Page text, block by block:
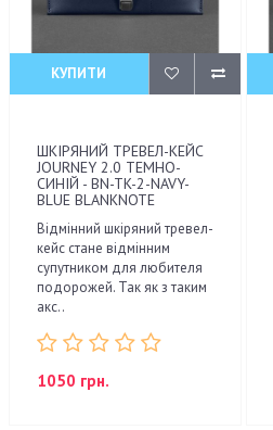
КУПИТИ
ШКІРЯНИЙ ТРЕВЕЛ-КЕЙС
JOURNEY 2.0 ТЕМНО-
СИНІЙ - BN-TK-2-NAVY-
BLUE BLANKNOTE
Відмінний шкіряний тревел-
кейс стане відмінним
супутником для любителя
подорожей. Так як з таким
акс..
1050 грн.